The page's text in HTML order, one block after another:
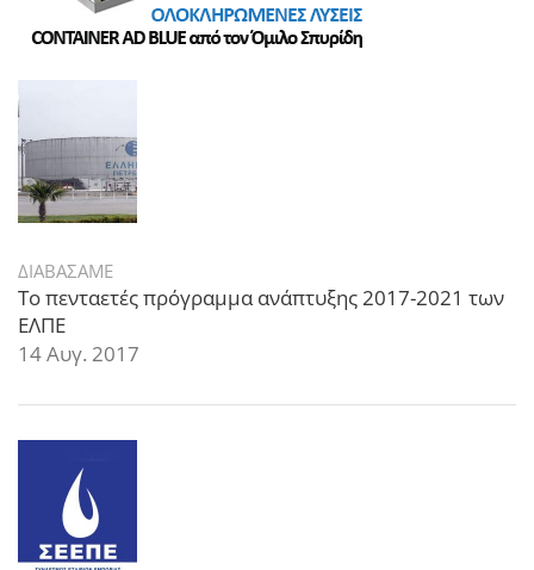
ΔΙΑΒΑΣΑΜΕ
Το πενταετές πρόγραμμα ανάπτυξης 2017-2021 των
ΕΛΠΕ
14 Αυγ. 2017